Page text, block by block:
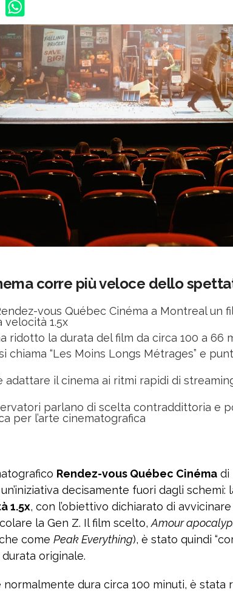
corre più veloce dello
vous Québec Cinéma a Montreal un
1.5x
ridotto la durata del film da circa 100 a 66
chiama “Les Moins Longs Métrages” e
adattare il cinema ai ritmi rapidi di
parlano di scelta contraddittoria e
per l’arte cinematografica
Rendez-vous Québec Cinéma di
decisamente fuori dagli schemi:
1.5x, con l’obiettivo dichiarato di
la Gen Z. Il film scelto,Amour
come Peak Everything), è stato quindi
originale.
normalmente dura circa 100 minuti, è stata